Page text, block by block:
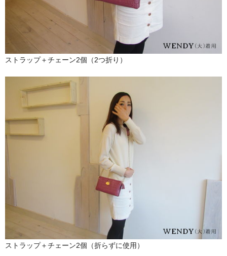
ストラップ＋チェーン2個（2つ折り）
ストラップ＋チェーン2個（折らずに使用）